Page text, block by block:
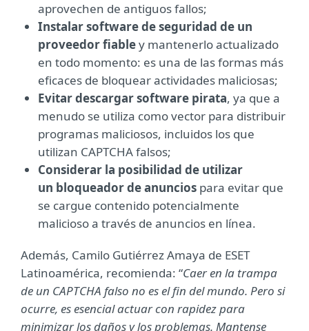
aprovechen de antiguos fallos;
Instalar software de seguridad de un
proveedor fiabley mantenerlo actualizado
en todo momento: es una de las formas más
eficaces de bloquear actividades maliciosas;
Evitar descargar software pirata, ya que a
menudo se utiliza como vector para distribuir
programas maliciosos, incluidos los que
utilizan CAPTCHA falsos;
Considerar la posibilidad de utilizar
un bloqueador de anuncios para evitar que
se cargue contenido potencialmente
malicioso a través de anuncios en línea.
Además, Camilo Gutiérrez Amaya de ESET
Latinoamérica, recomienda: “Caer en la trampa
de un CAPTCHA falso no es el fin del mundo. Pero si
ocurre, es esencial actuar con rapidez para
minimizar los daños y los problemas. Mantense